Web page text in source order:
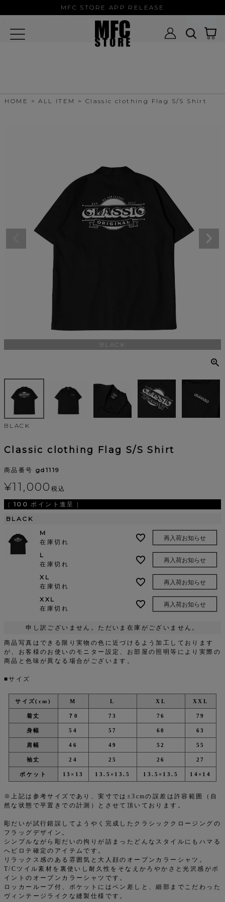
MFC STORE APP RELEASE
HOME ALL ITEM Classic clothing Flag S/S Shirt
BLACK
BLACK
Classic clothing Flag S/S Shirt
商品番号 gd1119
¥11,000 税込
[ 100 ポイント進呈 ]
BLACK
M
在庫切れ
再入荷お知らせ
L
在庫切れ
再入荷お知らせ
XL
在庫切れ
再入荷お知らせ
XXL
在庫切れ
再入荷お知らせ
申し訳ございません。ただいま在庫がございません。
商品写真はできる限り実物の色に近づけるよう加工しております
が、お客様のお使いのモニター設定、お部屋の照明等により実際の
商品と色味が異なる場合がございます。
■サイズ
サイズ(cm) M L XL XXL
着丈 ７0 73 76 79
身幅 54 57 60 63
肩幅 46 49 52 55
袖丈 24 25 26 27
ポケット 13×13 13.5×13.5 13.5×13.5 14×14
※上記は参考サイズであり、実寸では±3cmの誤差は許容範囲（自
然な状態で平置きでの計測）とさせて頂いております。
彫だいが試行錯誤してようやく完成したクラシッククロージングの
フラッグデザイン。
シンプルながら彫だいの拘りが詰まったどんなスタイルにもハマる
へビロテ確定のアイテムです。
リラックス感のある雰囲気と大人顔のオープンカラーシャツ。
T/Cツイル素材を裏使いし耐久性をそなえかろやかさと光沢感がポ
イントのオープンカラーシャツです。
ロッカーループ付、ポケットにはペン差しと、細部までこだわった
ヴィンテージライクな縫製仕様です。
MFC STORE
MFC STORE/EXAMPLE 公式アプリ -
Google Play